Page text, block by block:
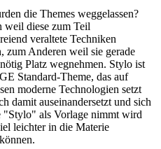
die Themes weggelassen?
weil diese zum Teil
veraltete Techniken
zum Anderen weil sie gerade
Platz wegnehmen. Stylo ist
Standard-Theme, das auf
moderne Technologien setzt
damit auseinandersetzt und sich
"Stylo" als Vorlage nimmt wird
leichter in die Materie